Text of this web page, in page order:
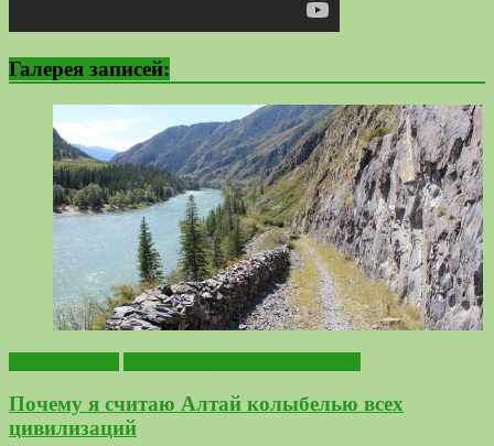
Галерея записей:
Почему я считаю Алтай колыбелью всех
цивилизаций